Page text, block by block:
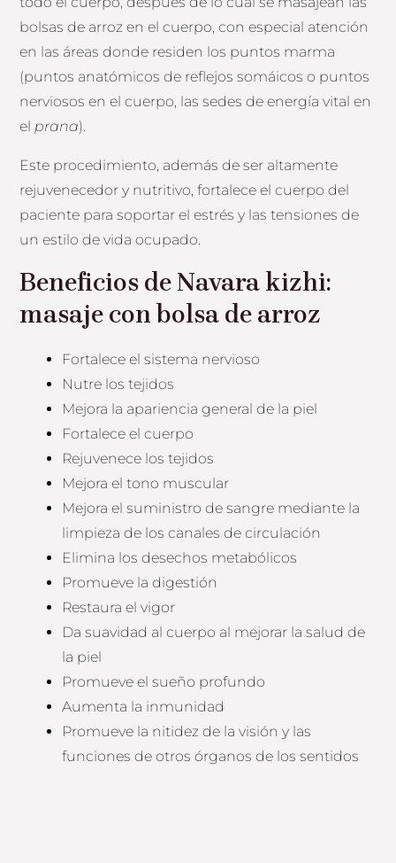
bolsas de arroz en el cuerpo, con especial atención
en las áreas donde residen los puntos marma
(puntos anatómicos de reflejos somáicos o puntos
nerviosos en el cuerpo, las sedes de energía vital en
el prana).
Este procedimiento, además de ser altamente
rejuvenecedor y nutritivo, fortalece el cuerpo del
paciente para soportar el estrés y las tensiones de
un estilo de vida ocupado.
Beneficios de Navara kizhi:
masaje con bolsa de arroz
Fortalece el sistema nervioso
Nutre los tejidos
Mejora la apariencia general de la piel
Fortalece el cuerpo
Rejuvenece los tejidos
Mejora el tono muscular
Mejora el suministro de sangre mediante la
limpieza de los canales de circulación
Elimina los desechos metabólicos
Promueve la digestión
Restaura el vigor
Da suavidad al cuerpo al mejorar la salud de
la piel
Promueve el sueño profundo
Aumenta la inmunidad
Promueve la nitidez de la visión y las
funciones de otros órganos de los sentidos